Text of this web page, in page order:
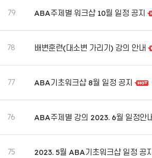
79 ABA주제별 워크샵 10월 일정 공지
78 배변훈련(대소변 가리기) 강의 안내
77 ABA기초워크샵 8월 일정 공지
76 ABA주제별 강의 2023. 6월 일정안
75 2023. 5월 ABA기초워크샵 일정 공